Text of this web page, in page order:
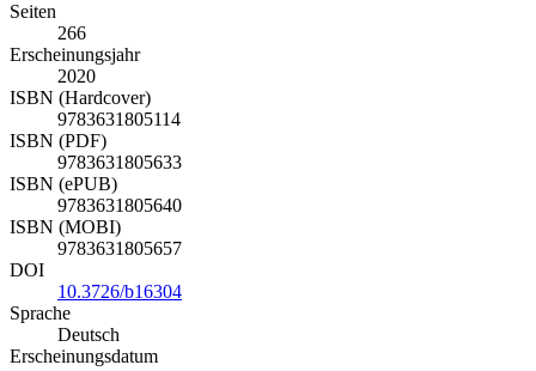
Seiten
266
Erscheinungsjahr
2020
ISBN (Hardcover)
9783631805114
ISBN (PDF)
9783631805633
ISBN (ePUB)
9783631805640
ISBN (MOBI)
9783631805657
DOI
10.3726/b16304
Sprache
Deutsch
Erscheinungsdatum